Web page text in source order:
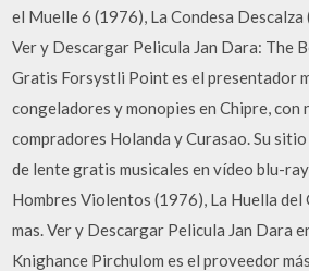
el Muelle 6 (1976), La Condesa Descalza
Ver y Descargar Pelicula Jan Dara: The
Gratis Forsystli Point es el presentador
congeladores y monopies en Chipre, con
compradores Holanda y Curasao. Su
de lente gratis musicales en vídeo blu-
Hombres Violentos (1976), La Huella del
mas. Ver y Descargar Pelicula Jan Dara
Knighance Pirchulom es el proveedor